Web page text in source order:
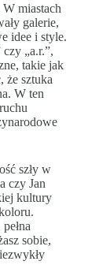
miastach
galerie,
idee i style.
„a.r.”,
takie jak
że sztuka
W ten
szły w
czy Jan
kultury
sobie,